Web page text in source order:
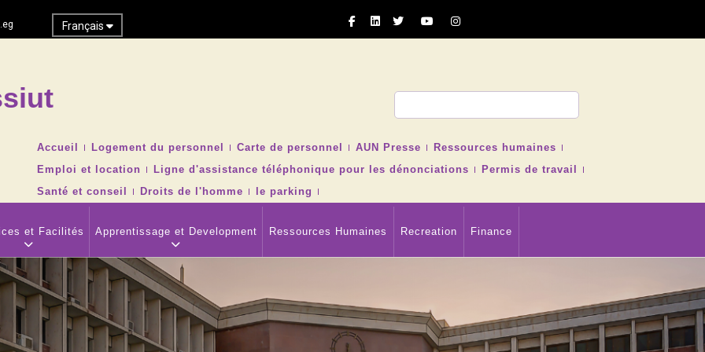
Français
TOP
NAVIGATION
MENU
Accueil Logement du personnel Carte de personnel AUN Presse
Ressources humaines
Emploi et location
Ligne d'assistance téléphonique pour les dénonciations
Permis de travail
Santé et conseil
Droits de l'homme le parking
et Facilités Apprentissage et Development Ressources Humaines Recreation Finance